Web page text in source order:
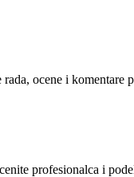
ocene i komentare
profesionalca i